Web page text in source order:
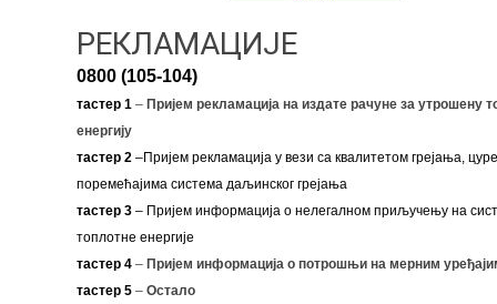
РЕКЛАМАЦИЈЕ
0800 (105-104)
тастер 1–Пријем рекламација на издате рачуне за утрошену
енергију
тастер 2–Пријем рекламација у вези са квалитетом грејања,
поремећајима система даљинског грејања
тастер 3– Пријем информација о нелегалном приључењу на
топлотне енергије
тастер 4 – Пријем информација о потрошњи на мерним
тастер 5 – Остало